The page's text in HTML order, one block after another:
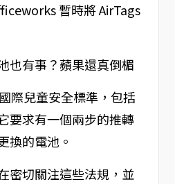
暫時將 AirTags
際兒童安全標準，包括
要求有一個兩步的推轉
換的電池。
密切關注這些法規，並